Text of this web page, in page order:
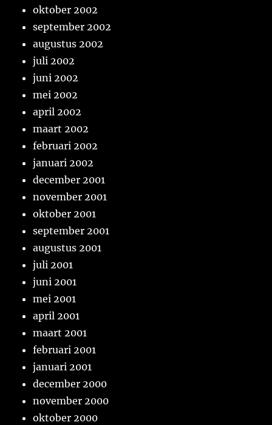
oktober 2002
september 2002
augustus 2002
juli 2002
juni 2002
mei 2002
april 2002
maart 2002
februari 2002
januari 2002
december 2001
november 2001
oktober 2001
september 2001
augustus 2001
juli 2001
juni 2001
mei 2001
april 2001
maart 2001
februari 2001
januari 2001
december 2000
november 2000
oktober 2000